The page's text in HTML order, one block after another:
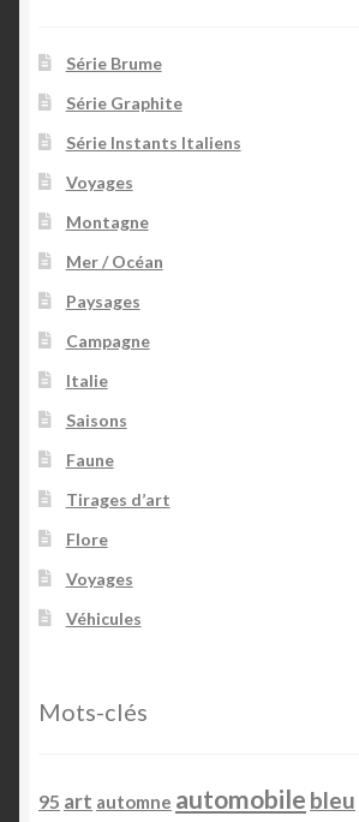
Série Brume
Série Graphite
Série Instants Italiens
Voyages
Montagne
Mer / Océan
Paysages
Campagne
Italie
Saisons
Faune
Tirages d’art
Flore
Voyages
Véhicules
Mots-clés
95 art automne automobile bleu